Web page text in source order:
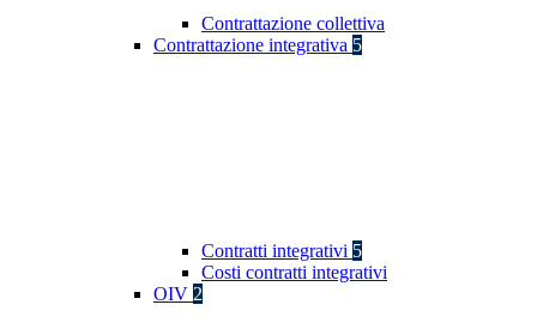
Contrattazione collettiva
Contrattazione integrativa 5
Contratti integrativi 5
Costi contratti integrativi
OIV 2